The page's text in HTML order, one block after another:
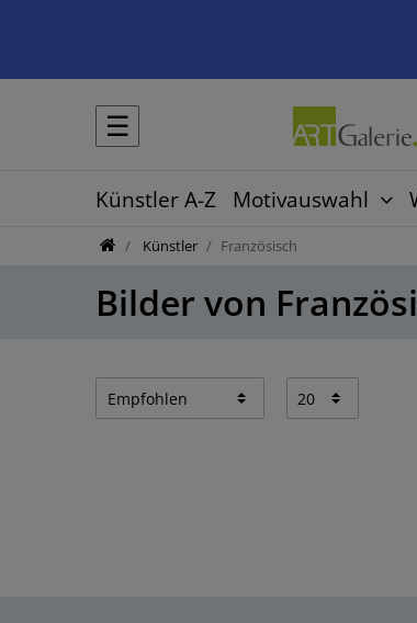
☰
Künstler A-Z Motivauswahl
Künstler Französisch
Bilder von